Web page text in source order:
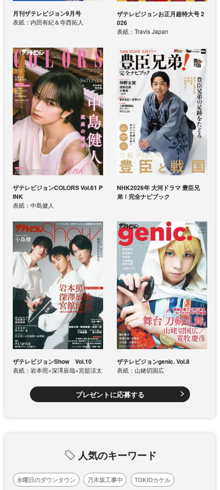
月刊ザテレビジョン9月号
表紙：内田有紀＆寺西拓人
ザテレビジョンお正月超特大号 2
026
表紙：Travis Japan
ザテレビジョンCOLORS Vol.61 P
INK
表紙：中島健人
NHK2026年 大河ドラマ 豊臣兄
弟！完全ナビブック
ザテレビジョンShow Vol.10
表紙：岩本照×深澤辰哉×宮舘涼太
ザテレビジョンgenic. Vol.8
表紙：山姥切国広
プレゼントに応募する
人気のキーワード
水曜日のダウンタウン 乃木坂工事中
TOKIOカケル